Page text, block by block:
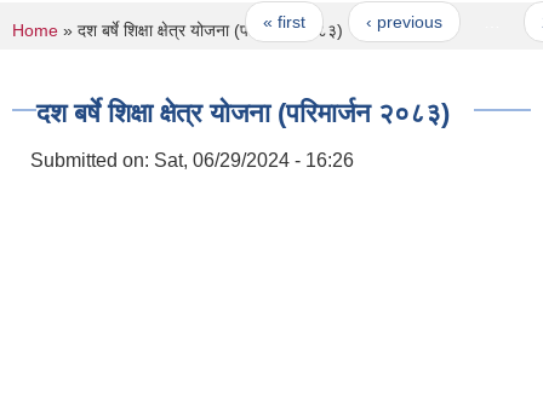
Pages
« first ‹ previous
You are here
Home » दश बर्षे शिक्षा क्षेत्र योजना (परिमार्जन २०८३)
दश बर्षे शिक्षा क्षेत्र योजना (परिमार्जन २०८३)
Submitted on: Sat, 06/29/2024 - 16:26